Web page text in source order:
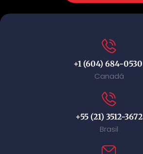
+1 (604) 684-0530
Canadá
+55 (21) 3512-3672
Brasil